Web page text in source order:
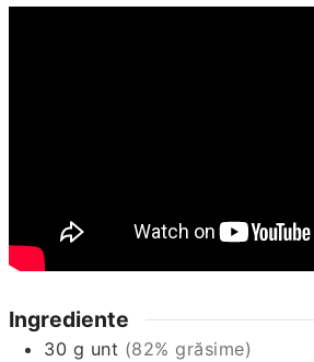
Ingrediente
30 g unt (82% grăsime)